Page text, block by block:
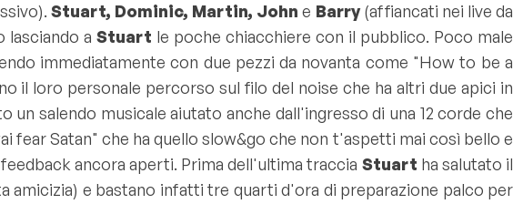
Stuart, Dominic, Martin, John e Barry(affiancati nei live da
a Stuart le poche chiacchiere con il pubblico. Poco male
immediatamente con due pezzi da novanta come "How to be a
il loro personale percorso sul filo del noise che ha altri due apici in
salendo musicale aiutato anche dall'ingresso di una 12 corde che
fear Satan" che ha quello slow&go che non t'aspetti mai così bello e
ancora aperti. Prima dell'ultima traccia Stuart ha salutato il
amicizia) e bastano infatti tre quarti d'ora di preparazione palco per